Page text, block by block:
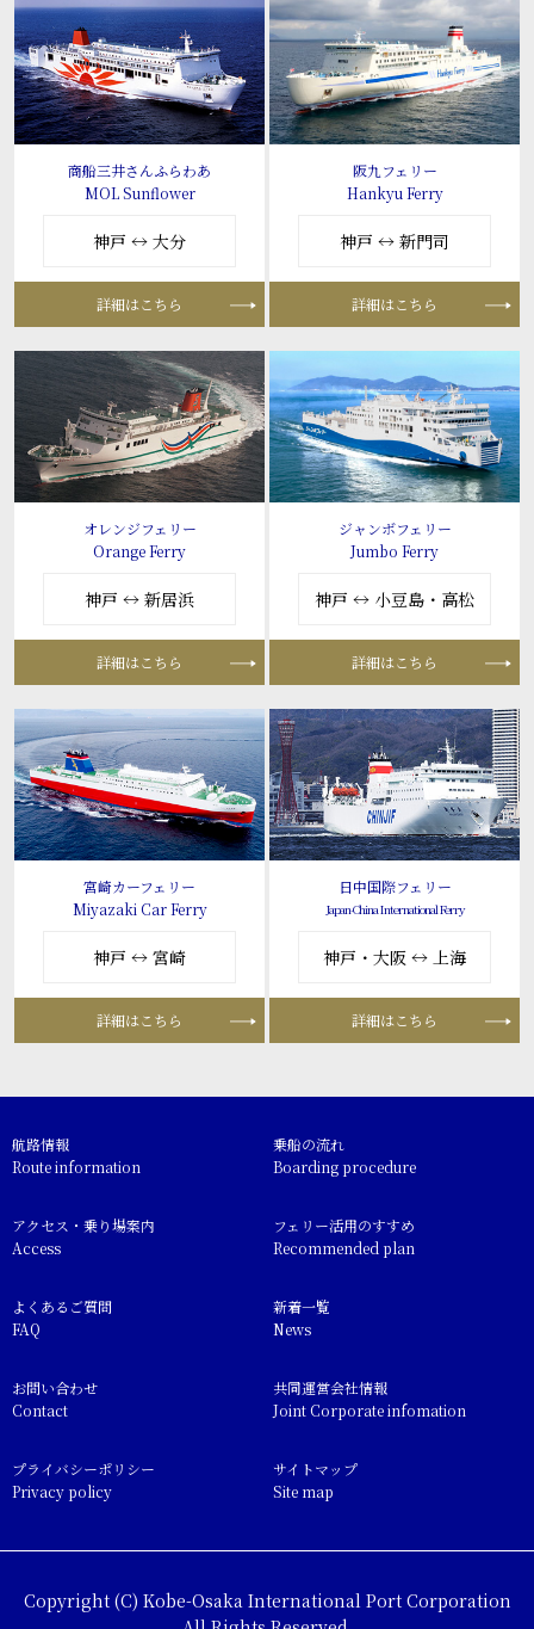
商船三井さんふらわあ
MOL Sunflower
神戸 ↔ 大分
詳細はこちら
阪九フェリー
Hankyu Ferry
神戸 ↔ 新門司
詳細はこちら
オレンジフェリー
Orange Ferry
神戸 ↔ 新居浜
詳細はこちら
ジャンボフェリー
Jumbo Ferry
神戸 ↔ 小豆島・高松
詳細はこちら
宮崎カーフェリー
Miyazaki Car Ferry
神戸 ↔ 宮崎
詳細はこちら
日中国際フェリー
Japan-China International Ferry
神戸・大阪 ↔ 上海
詳細はこちら
航路情報
Route information
乗船の流れ
Boarding procedure
アクセス・乗り場案内
Access
フェリー活用のすすめ
Recommended plan
よくあるご質問
FAQ
新着一覧
News
お問い合わせ
Contact
共同運営会社情報
Joint Corporate infomation
プライバシーポリシー
Privacy policy
サイトマップ
Site map
Copyright (C) Kobe-Osaka International Port Corporation